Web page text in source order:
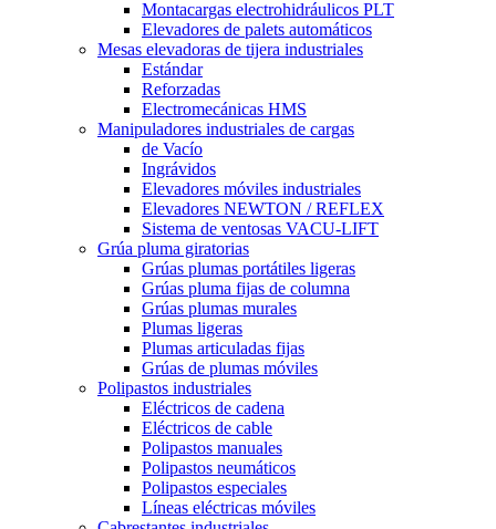
Montacargas electrohidráulicos PLT
Elevadores de palets automáticos
Mesas elevadoras de tijera industriales
Estándar
Reforzadas
Electromecánicas HMS
Manipuladores industriales de cargas
de Vacío
Ingrávidos
Elevadores móviles industriales
Elevadores NEWTON / REFLEX
Sistema de ventosas VACU-LIFT
Grúa pluma giratorias
Grúas plumas portátiles ligeras
Grúas pluma fijas de columna
Grúas plumas murales
Plumas ligeras
Plumas articuladas fijas
Grúas de plumas móviles
Polipastos industriales
Eléctricos de cadena
Eléctricos de cable
Polipastos manuales
Polipastos neumáticos
Polipastos especiales
Líneas eléctricas móviles